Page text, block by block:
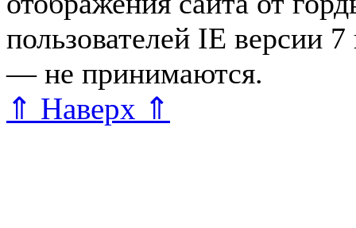
пользователей IE версии
— не принимаются.
⇑ Наверх ⇑